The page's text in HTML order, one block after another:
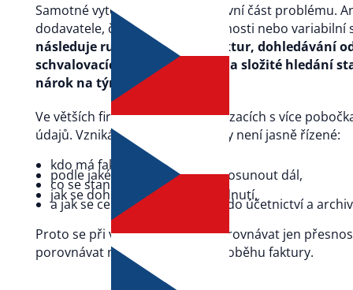
Samotné vytěžení dat řeší jen první část problému.
dodavatele, částku, datum splatnosti nebo variabilní
následuje ruční přeposílání faktur, dohledávání
schvalovacích kroků e-mailem a složité hledání
nárok na tým i na kontrolu.
Ve větších firmách nebo v organizacích s více
údajů. Vzniká hlavně ve chvíli, kdy není jasně řízené:
kdo má fakturu schválit,
podle jakého pravidla se má posunout dál,
co se stane při odchylce,
jak se dohledá historie rozhodnutí,
a jak se celý proces propisuje do účetnictví a
Proto se při výběru nevyplácí porovnávat jen
porovnávat model řízení celého oběhu faktury.